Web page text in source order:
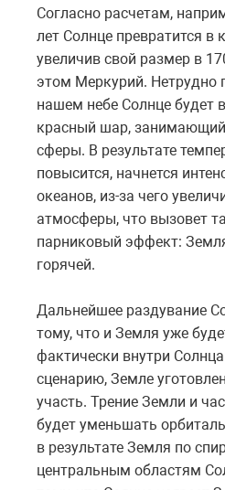
Согласно расчетам,
лет Солнце превратится в
увеличив свой размер в
этом Меркурий. Нетрудно
нашем небе Солнце будет
красный шар, занимающий
сферы. В результате
повысится, начнется
океанов, из-за чего
атмосферы, что вызовет
парниковый эффект:
горячей.
Дальнейшее раздувание
тому, что и Земля уже
фактически внутри
сценарию, Земле
участь. Трение Земли и
будет уменьшать
в результате Земля по
центральным областям